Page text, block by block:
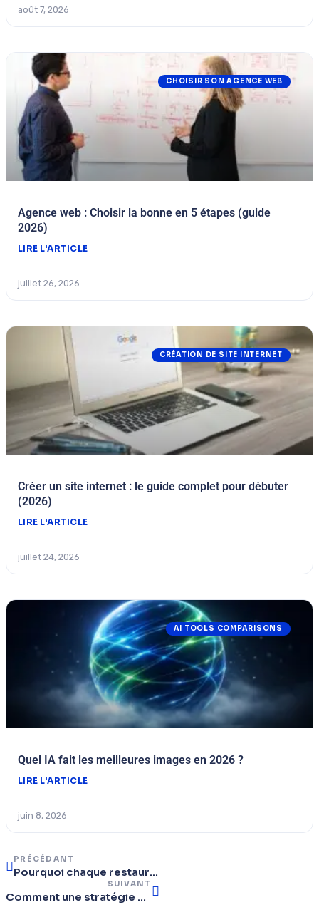
août 7, 2026
CHOISIR SON AGENCE WEB
Agence web : Choisir la bonne en 5 étapes (guide
2026)
LIRE L'ARTICLE
juillet 26, 2026
CRÉATION DE SITE INTERNET
Créer un site internet : le guide complet pour débuter
(2026)
LIRE L'ARTICLE
juillet 24, 2026
AI TOOLS COMPARISONS
Quel IA fait les meilleures images en 2026 ?
LIRE L'ARTICLE
juin 8, 2026
PRÉCÉDANT
Pourquoi chaque restaurant de Cannes a besoin d’une stratégie de marketing digital locale
SUIVANT
Comment une stratégie de marketing digital peut booster le tourisme à Fréjus.